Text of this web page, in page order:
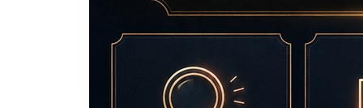
10장. 상담이 계약이 되는 질문 25세트
1절. 발견 질문 9개
3절. 마감 질문 8개